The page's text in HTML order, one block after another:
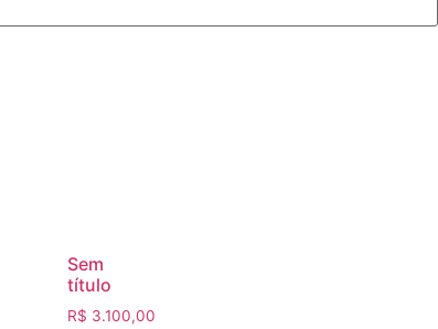
Sem
título
R$ 3.100,00